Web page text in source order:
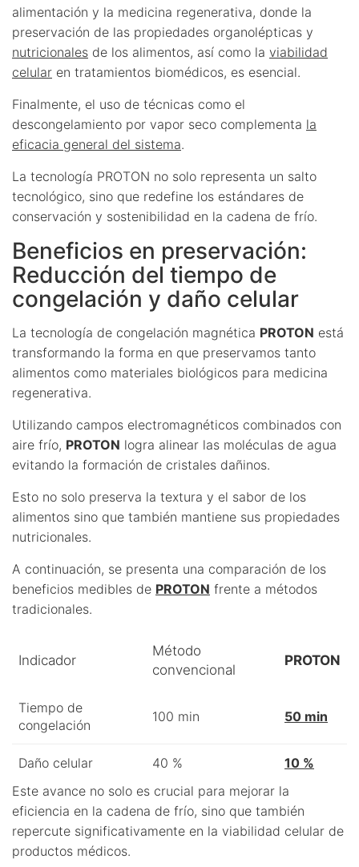
alimentación y la medicina regenerativa, donde la
preservación de las propiedades organolépticas y
nutricionales de los alimentos, así como la viabilidad
celular en tratamientos biomédicos, es esencial.
Finalmente, el uso de técnicas como el
descongelamiento por vapor seco complementa la
eficacia general del sistema.
La tecnología PROTON no solo representa un salto
tecnológico, sino que redefine los estándares de
conservación y sostenibilidad en la cadena de frío.
Beneficios en preservación:
Reducción del tiempo de
congelación y daño celular
La tecnología de congelación magnética PROTON está
transformando la forma en que preservamos tanto
alimentos como materiales biológicos para medicina
regenerativa.
Utilizando campos electromagnéticos combinados con
aire frío, PROTON logra alinear las moléculas de agua
evitando la formación de cristales dañinos.
Esto no solo preserva la textura y el sabor de los
alimentos sino que también mantiene sus propiedades
nutricionales.
A continuación, se presenta una comparación de los
beneficios medibles de PROTON frente a métodos
tradicionales.
Indicador
Método
convencional
PROTON
Tiempo de
congelación
100 min 50 min
Daño celular 40 %
10 %
Este avance no solo es crucial para mejorar la
eficiencia en la cadena de frío, sino que también
repercute significativamente en la viabilidad celular de
productos médicos.